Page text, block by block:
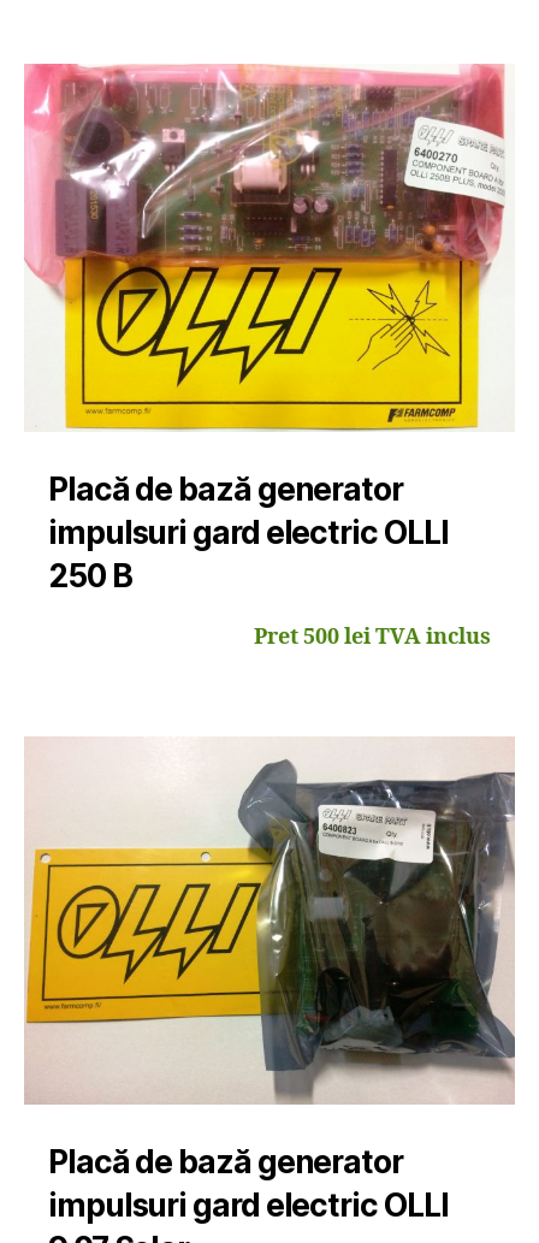
Placă de bază generator
impulsuri gard electric OLLI
250 B
Pret 500 lei TVA inclus
Placă de bază generator
impulsuri gard electric OLLI